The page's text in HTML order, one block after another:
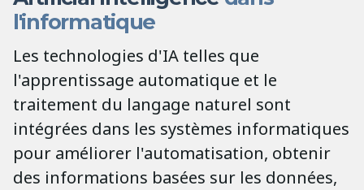
l'informatique
Les technologies d'IA telles que
l'apprentissage automatique et le
traitement du langage naturel sont
intégrées dans les systèmes informatiques
pour améliorer l'automatisation, obtenir
des informations basées sur les données,